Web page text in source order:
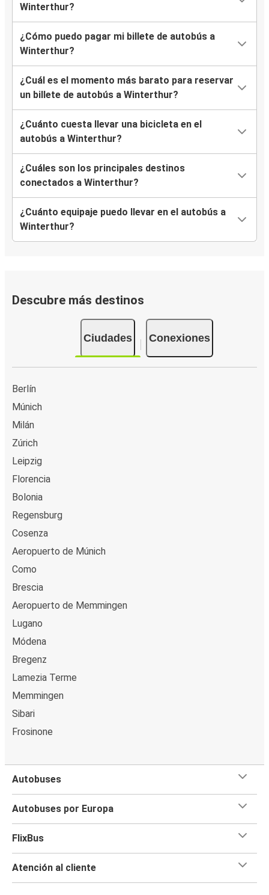
Winterthur?
¿Cómo puedo pagar mi billete de autobús a
Winterthur?
¿Cuál es el momento más barato para reservar
un billete de autobús a Winterthur?
¿Cuánto cuesta llevar una bicicleta en el
autobús a Winterthur?
¿Cuáles son los principales destinos
conectados a Winterthur?
¿Cuánto equipaje puedo llevar en el autobús a
Winterthur?
Descubre más destinos
Ciudades Conexiones
Berlín
Múnich
Milán
Zúrich
Leipzig
Florencia
Bolonia
Regensburg
Cosenza
Aeropuerto de Múnich
Como
Brescia
Aeropuerto de Memmingen
Lugano
Módena
Bregenz
Lamezia Terme
Memmingen
Sibari
Frosinone
Autobuses
Autobuses por Europa
FlixBus
Atención al cliente